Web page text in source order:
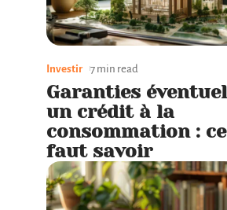
Investir 7 min read
Garanties
un crédit à la
consommation :
faut savoir